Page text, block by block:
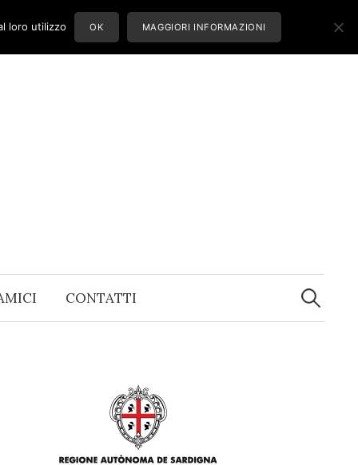
CONTATTI
Ricerca
per:
loro utilizzo OK MAGGIORI INFORMAZIONI